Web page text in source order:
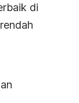
di
rendah